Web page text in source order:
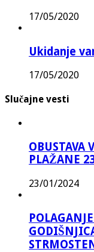
17/05/2020
Ukidanje
17/05/2020
Slučajne vesti
OBUSTAVA
PLAŽANE
23/01/2024
STRMOSTEN